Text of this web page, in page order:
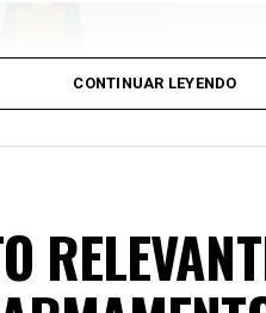
CONTINUAR LEYENDO